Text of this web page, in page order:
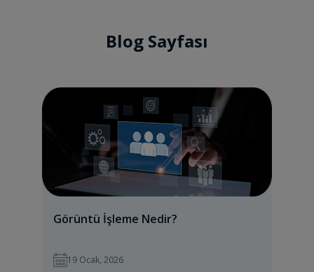
Blog Sayfası
Görüntü İşleme Nedir?
19 Ocak, 2026